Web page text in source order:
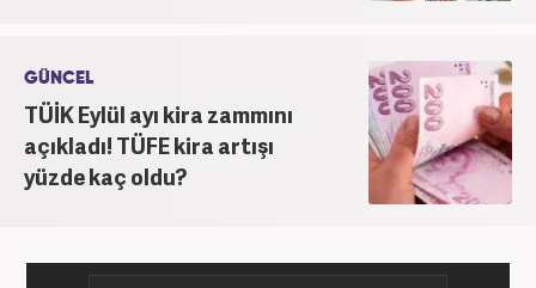
GÜNCEL
TÜİK Eylül ayı kira zammını
açıkladı! TÜFE kira artışı
yüzde kaç oldu?